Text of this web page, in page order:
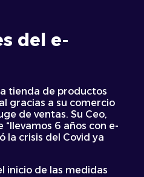
del e-
tienda de productos
gracias a su comercio
de ventas. Su Ceo,
6 años con e-
la crisis del Covid ya
inicio de las medidas